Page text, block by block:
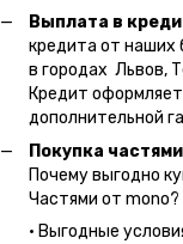
Выплата в
кредита от наших
в городах Львов,
Кредит
дополнительной
Покупка
Почему выгодно
Частями от mono?
• Выгодные